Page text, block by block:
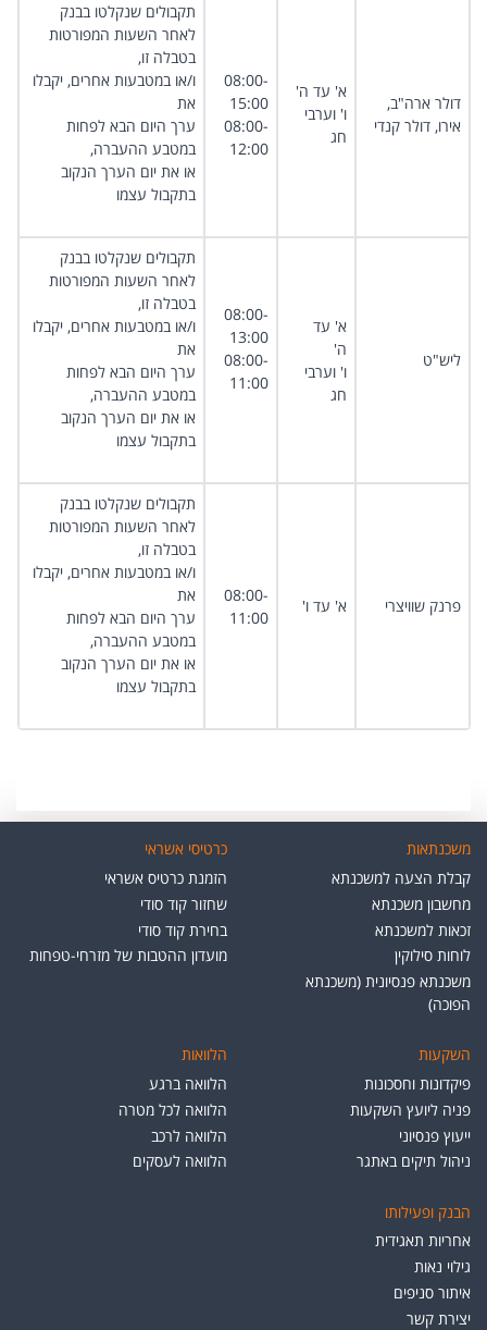
דולר ארה"ב,
אירו, דולר קנדי ​
א' עד ה'
ו' וערבי
חג
08:00-
15:00​
08:00-
12:00
תקבולים שנקלטו בבנק
לאחר השעות המפורטות
בטבלה זו,
ו/או במטבעות אחרים, יקבלו
את
ערך היום הבא לפחות
במטבע ההעברה,
או את יום הערך הנקוב
בתקבול עצמו​
ליש"ט ​
א' עד
ה'
ו' וערבי
חג
08:00-
13:00​
08:00-
11:00
תקבולים שנקלטו בבנק
לאחר השעות המפורטות
בטבלה זו,
ו/או במטבעות אחרים, יקבלו
את
ערך היום הבא לפחות
במטבע ההעברה,
או את יום הערך הנקוב
בתקבול עצמו
פרנק שוויצרי ​ א' עד ו'
08:00-
11:00​
תקבולים שנקלטו בבנק
לאחר השעות המפורטות
בטבלה זו,
ו/או במטבעות אחרים, יקבלו
את
ערך היום הבא לפחות
במטבע ההעברה,
או את יום הערך הנקוב
בתקבול עצמו
משכנתאות
קבלת הצעה למשכנתא
מחשבון משכנתא
זכאות למשכנתא
לוחות סילוקין
משכנתא פנסיונית (משכנתא
הפוכה)
כרטיסי אשראי
הזמנת כרטיס אשראי
שחזור קוד סודי
בחירת קוד סודי
מועדון ההטבות של מזרחי-טפחות
השקעות
פיקדונות וחסכונות
פניה ליועץ השקעות
ייעוץ פנסיוני
ניהול תיקים באתגר
הלוואות
הלוואה ברגע
הלוואה לכל מטרה
הלוואה לרכב
הלוואה לעסקים
הבנק ופעילותו
אחריות תאגידית
גילוי נאות
איתור סניפים
יצירת קשר